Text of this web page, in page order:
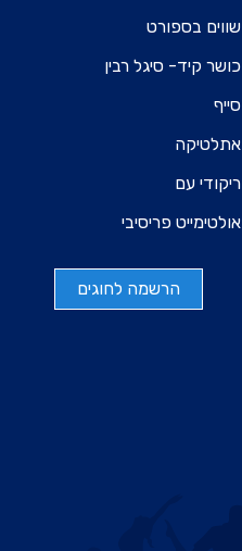
שווים בספורט
כושר קיד- סיגל רבין
סייף
אתלטיקה
ריקודי עם
אולטימייט פריסיבי
הרשמה לחוגים